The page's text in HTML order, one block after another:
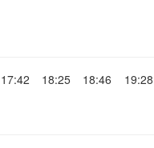
17:42 18:25 18:46 19:28